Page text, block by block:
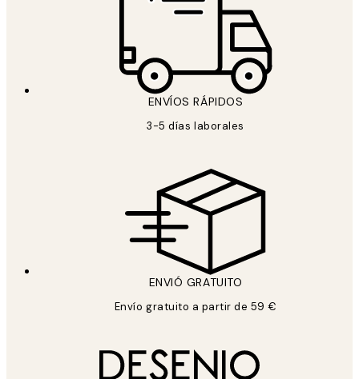
ENVÍOS RÁPIDOS
3-5 días laborales
ENVIÓ GRATUITO
Envío gratuito a partir de 59 €